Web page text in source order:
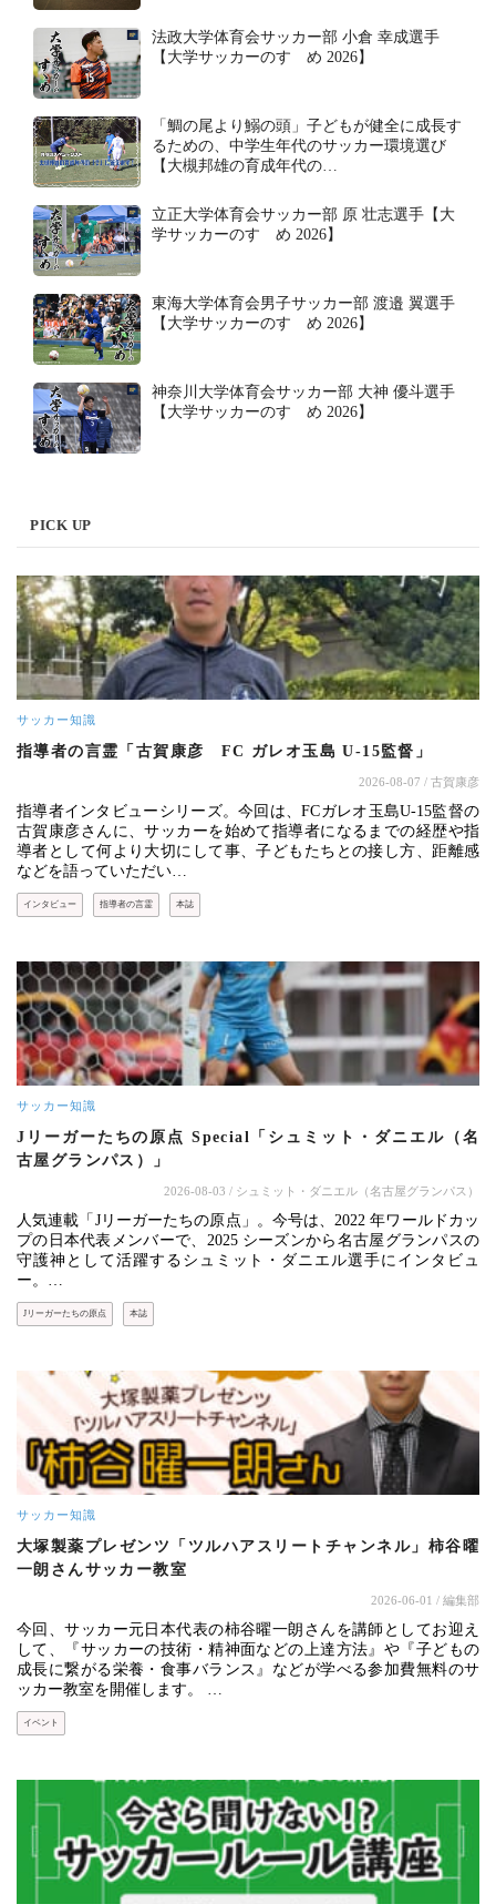
法政大学体育会サッカー部 小倉 幸成選手
【大学サッカーのすゝめ 2026】
「鯛の尾より鰯の頭」子どもが健全に成長す
るための、中学生年代のサッカー環境選び
【大槻邦雄の育成年代の…
立正大学体育会サッカー部 原 壮志選手【大
学サッカーのすゝめ 2026】
東海大学体育会男子サッカー部 渡邉 翼選手
【大学サッカーのすゝめ 2026】
神奈川大学体育会サッカー部 大神 優斗選手
【大学サッカーのすゝめ 2026】
PICK UP
サッカー知識
指導者の言霊「古賀康彦 FC ガレオ玉島 U-15監督」
2026-08-07 / 古賀康彦
指導者インタビューシリーズ。今回は、FCガレオ玉島U-15監督の
古賀康彦さんに、サッカーを始めて指導者になるまでの経歴や指
導者として何より大切にして事、子どもたちとの接し方、距離感
などを語っていただい…
インタビュー 指導者の言霊 本誌
サッカー知識
Jリーガーたちの原点 Special「シュミット・ダニエル（名
古屋グランパス）」
2026-08-03 / シュミット・ダニエル（名古屋グランパス）
人気連載「Jリーガーたちの原点」。今号は、2022 年ワールドカッ
プの日本代表メンバーで、2025 シーズンから名古屋グランパスの
守護神として活躍するシュミット・ダニエル選手にインタビュ
ー。…
Jリーガーたちの原点 本誌
サッカー知識
大塚製薬プレゼンツ「ツルハアスリートチャンネル」柿谷曜
一朗さんサッカー教室
2026-06-01 / 編集部
今回、サッカー元日本代表の柿谷曜一朗さんを講師としてお迎え
して、『サッカーの技術・精神面などの上達方法』や『子どもの
成長に繋がる栄養・食事バランス』などが学べる参加費無料のサ
ッカー教室を開催します。 …
イベント